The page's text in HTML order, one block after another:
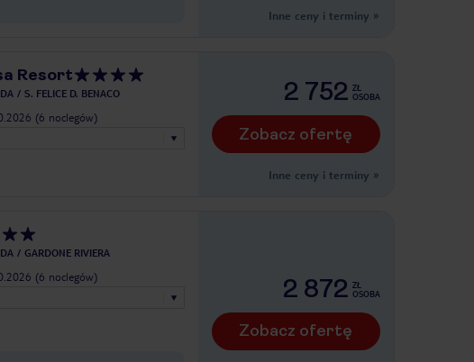
Inne ceny i terminy »
Resort
S. FELICE D. BENACO
(6 noclegów)
2 752 ZŁ
OSOBA
Zobacz ofertę
Inne ceny i terminy »
GARDONE RIVIERA
(6 noclegów)
2 872 ZŁ
OSOBA
Zobacz ofertę